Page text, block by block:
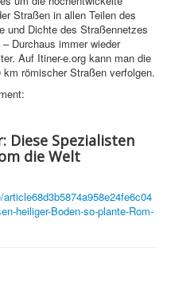
Straßen in allen Teilen des
und Dichte des Straßennetzes
Durchaus immer wieder
Auf Itiner-e.org kann man die
römischer Straßen verfolgen.
Diese Spezialisten
die Welt
heiliger-Boden-so-plante-Rom-